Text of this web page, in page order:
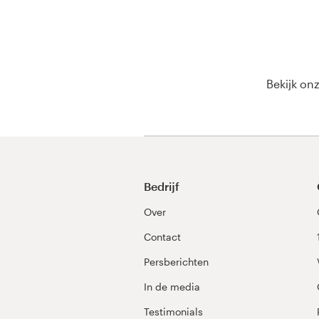
Bekijk
Bedrijf
Over
Contact
Persberichten
In de media
Testimonials